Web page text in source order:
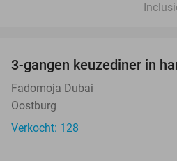
3-gangen keuzediner in
Fadomoja Dubai
Oostburg
Verkocht: 128